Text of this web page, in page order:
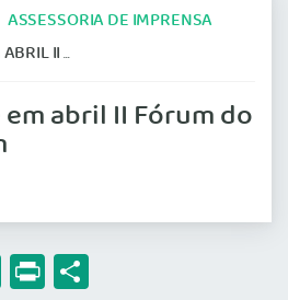
ASSESSORIA DE IMPRENSA
JOVEM
abril II Fórum do
Email
Print